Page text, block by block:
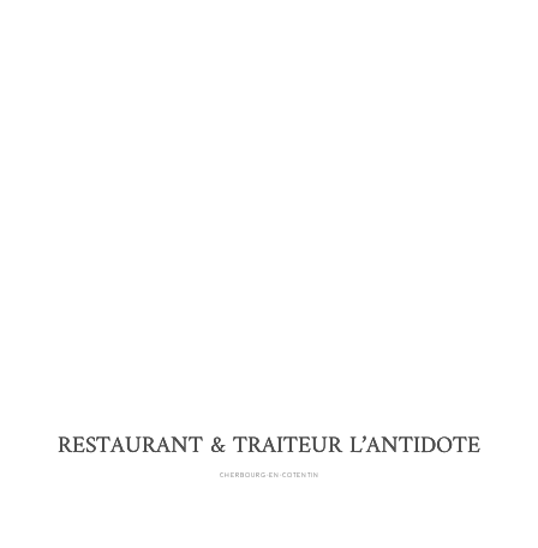
RESTAURANT & TRAITEUR L’ANTIDOTE
CHERBOURG-EN-COTENTIN